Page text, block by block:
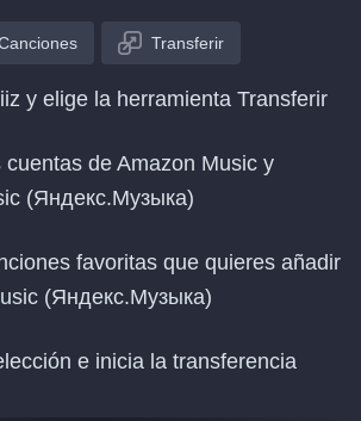
Transferir
y elige la herramienta Transferir
cuentas de Amazon Music y
(Яндекс.Музыка)
favoritas que quieres añadir
(Яндекс.Музыка)
e inicia la transferencia